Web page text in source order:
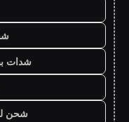
شدات
شحن